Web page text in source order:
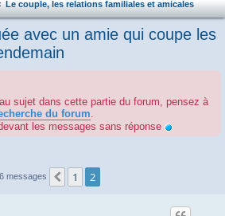
Le couple, les relations familiales et amicales
avec un amie qui coupe les
sujet dans cette partie du forum, pensez à
du forum.
les messages sans réponse
messages Précédente
1 2